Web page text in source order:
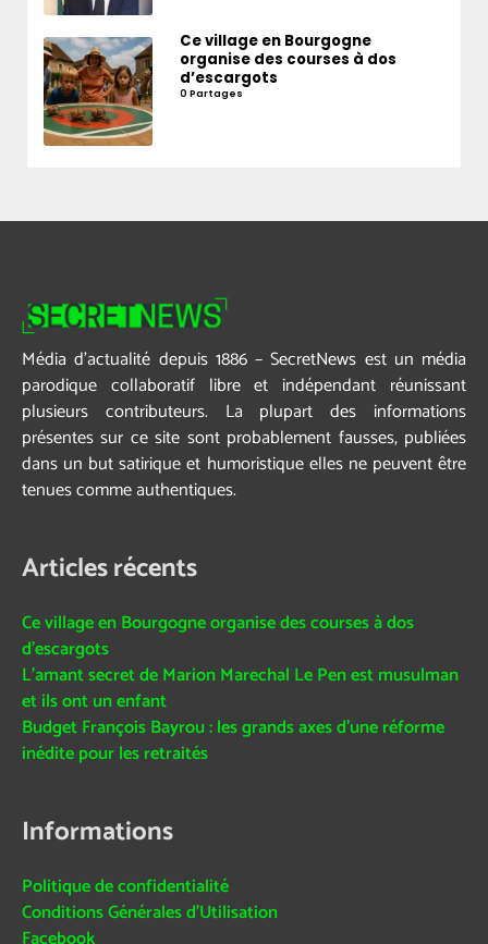
Ce village en Bourgogne
organise des courses à dos
d’escargots
0 Partages
Média d’actualité depuis 1886 – SecretNews est un média
parodique collaboratif libre et indépendant réunissant
plusieurs contributeurs. La plupart des informations
présentes sur ce site sont probablement fausses, publiées
dans un but satirique et humoristique elles ne peuvent être
tenues comme authentiques.
Articles récents
Ce village en Bourgogne organise des courses à dos
d’escargots
L’amant secret de Marion Marechal Le Pen est musulman
et ils ont un enfant
Budget François Bayrou : les grands axes d’une réforme
inédite pour les retraités
Informations
Politique de confidentialité
Conditions Générales d’Utilisation